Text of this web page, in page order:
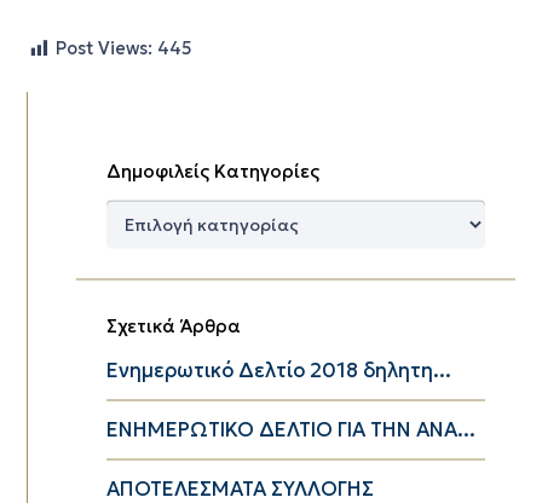
Post Views: 445
Δημοφιλείς Κατηγορίες
Δημοφιλείς
Σχετικά Άρθρα
Ενημερωτικό Δελτίο 2018 δηλητη...
ΕΝΗΜΕΡΩΤΙΚΟ ΔΕΛΤΙΟ ΓΙΑ ΤΗΝ ΑΝΑ...
ΑΠΟΤΕΛΕΣΜΑΤΑ ΣΥΛΛΟΓΗΣ